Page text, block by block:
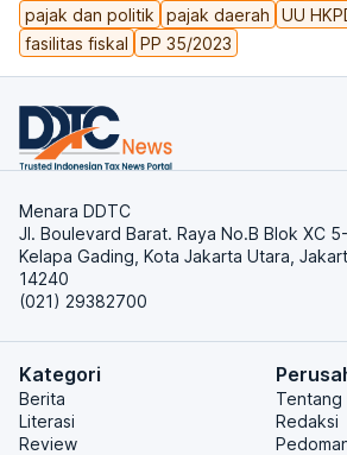
pajak dan politik
pajak daerah UU
fasilitas fiskal
PP 35/2023
Menara DDTC
Jl. Boulevard Barat. Raya No.B Blok XC 5-
Kelapa Gading, Kota Jakarta Utara,
14240
(021) 29382700
Kategori
Berita
Literasi
Review
Tentang
Redaksi